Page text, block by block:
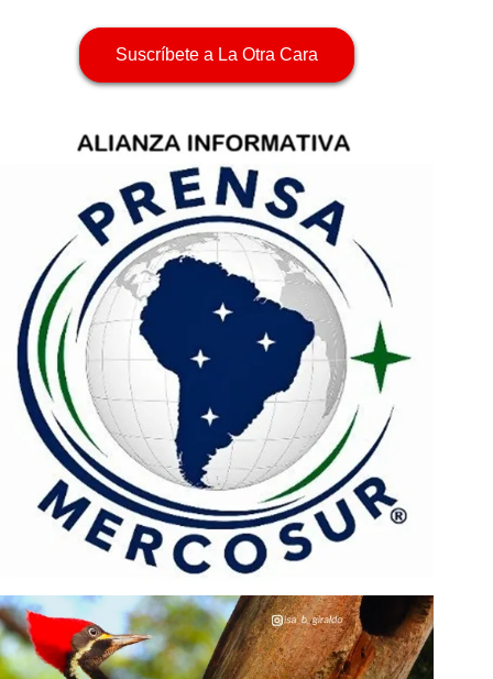
Suscríbete a La Otra Cara